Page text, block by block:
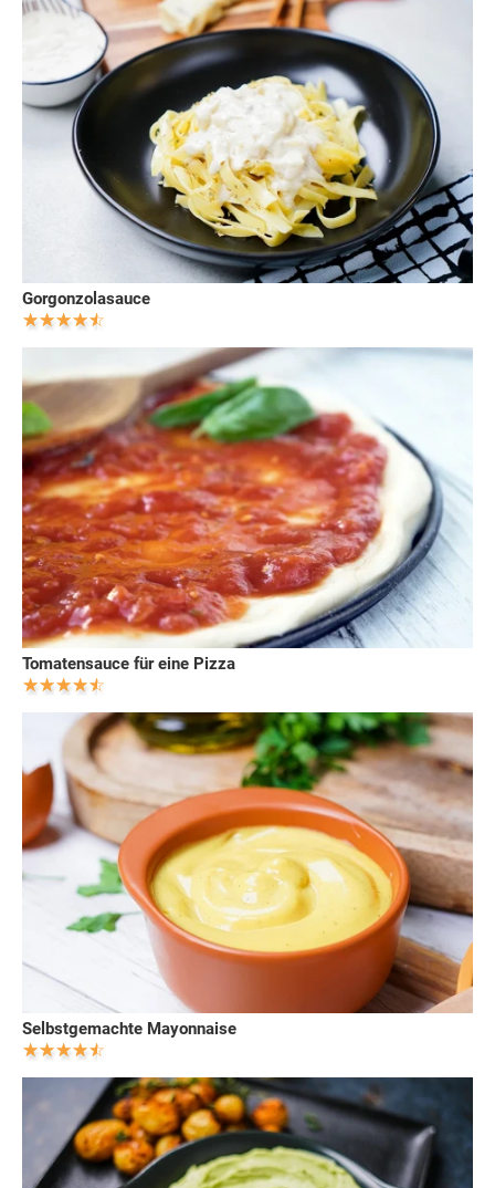
Gorgonzolasauce
Tomatensauce für eine Pizza
Selbstgemachte Mayonnaise